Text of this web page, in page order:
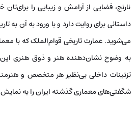
نارنج، فضایی از آرامش و زیبایی را
داستانی برای روایت دارد و با ورود به آن به
می‌شوید. عمارت تاریخی قوام‌الملک که با
به وضوح نشان‌دهنده هنر و ذوق هنری
تزئینات داخلی بی‌نظیر هر متخصص و
شگفتی‌های معماری گذشته ایران را به